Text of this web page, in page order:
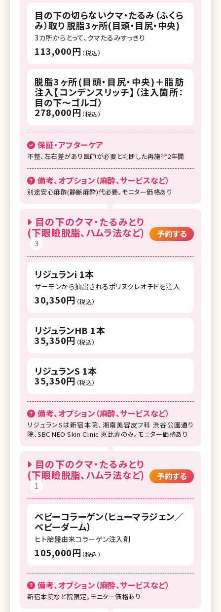
目の下の切らないクマ・たるみ（ふくら
み）取り 脱脂3ヶ所(目頭・目尻・中央)
3カ所からとって、クマたるみすっきり
113,000円 （税込）
脱脂3ヶ所(目頭・目尻・中央)＋脂肪
注入【コンデンスリッチ】（注入箇所：
目の下～ゴルゴ）
278,000円 （税込）
保証・アフターケア
不整、左右差があり医師が必要と判断した再施術2年間
備考、オプション（麻酔、サービスなど）
別途安心麻酔(静脈麻酔)代必要。モニター価格あり
目の下のクマ・たるみとり
(下眼瞼脱脂、ハムラ法など)
3
予約する
リジュランi 1本
サーモンから抽出されるポリヌクレオチドを注入
30,350円 （税込）
リジュランHB 1本
35,350円 （税込）
リジュランS 1本
35,350円 （税込）
備考、オプション（麻酔、サービスなど）
リジュランSは新宿本院、湘南美容皮フ科 渋谷公園通り
院、SBC NEO Skin Clinic 恵比寿のみ。モニター価格あり
目の下のクマ・たるみとり
(下眼瞼脱脂、ハムラ法など)
1
予約する
ベビーコラーゲン（ヒューマラジェン／
ベビーダーム）
ヒト胎盤由来コラーゲン注入剤
105,000円 （税込）
備考、オプション（麻酔、サービスなど）
新宿本院など院限定。モニター価格あり